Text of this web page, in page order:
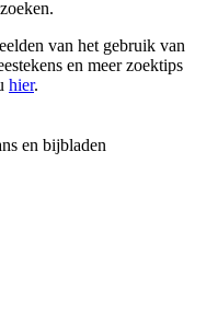
zoeken.
van het gebruik van
en meer zoektips
hier.
en bijbladen